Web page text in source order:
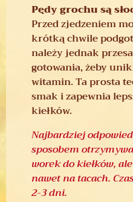
Pędy grochusą
Przed zjedzeniem
krótką chwile
należy jednak
gotowania, żeby
witamin. Ta prosta
smak i zapewnia
kiełków.
Najbardziej
sposobem
worek do kiełków,
nawet na tacach.
2-3 dni.